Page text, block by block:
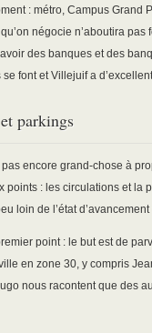
: métro, Campus
négocie n’aboutira
des banques et des
font et Villejuif a
parkings
pas encore grand-chose à
points : les circulations et
loin de l’état
point : le but est de
en zone 30, y compris
nous racontent que des